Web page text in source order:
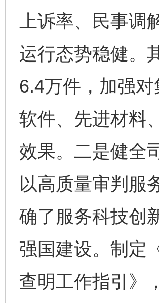
上诉率、民事
运行态势稳健。
6.4万件，加强
软件、先进材料
效果。二是健全
以高质量审判服
确了服务科技创
强国建设。制定
查明工作指引》